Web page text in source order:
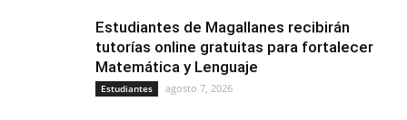
Estudiantes de Magallanes recibirán
tutorías online gratuitas para fortalecer
Matemática y Lenguaje
Estudiantes agosto 7, 2026